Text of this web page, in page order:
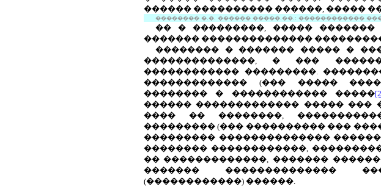
������ ���������� ������, �����
�������� �.�. ������ �����.��.: ������������ ���,
�� � ���������, �����
������� ��������������
�������� � ������� ����� �
��������������, � ���
������������ ���������.
������������� (��� �����
�������� � ������������ �����
������ ������������� ����� ���
���� �� ��������,
��������� (��� ���������� ���
��������� ��������������
�������� ������������,
�� �������������, �������
������� ��������������
(������������) ������.